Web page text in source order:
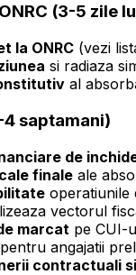
(3-5 zile
la ONRC (vezi
si radiaza
al
saptamani)
de
finale ale
operatiunile
vectorul
marcat pe CUI-
pentru angajatii
contractuali